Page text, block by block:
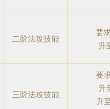
二阶法攻技能
要
升
三阶法攻技能
要
升
升